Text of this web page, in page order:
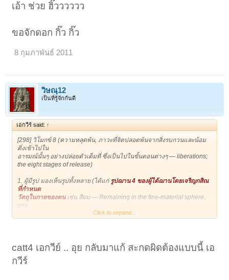
เอ้า ช่วย ฮิ๊วววววว
ขอจักดอก กิ๊ว กิ๊ว
8 กุมภาพันธ์ 2011
วิษณุ12
เป็นที่รู้จักกันดี
เอกวีร์ said: ↑
[298] วิโมกข์ 8 (ความหลุดพ้น, ภาวะที่จิตปลอดพ้นจากสิ่งรบกวนและน้อม
ดิ่งเข้าไปใน
อารมณ์นั้นๆ อย่างปล่อยตัวเต็มที่ ซึ่งเป็นไปในขั้นตอนต่างๆ — liberations;
the eight stages of release)
1. ผู้มีรูป มองเห็นรูปทั้งหลาย (ได้แก่ รูปฌาน 4 ของผู้ได้ฌานโดยเจริญกสิณ
ที่กำหนด
วัตถุในกายของตนเช่น สีผม — Remaining in the fine-material sphere,
one
perceives corporeal forms.)
โดยเจริญกสิณกำหนดอารมณ์ภายนอก — Not perceiving internal
corporeal forms,
one perceives corporeal forms externally)
Click to expand...
catt4 เอกวีย์ .. อุย กลับมาแก้ สะกดผิดต้องแบบนี้ เอ
กวีร์